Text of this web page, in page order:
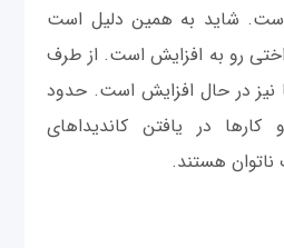
شاید به ‌همین دلیل است
رو به ‌افزایش است. از طرف
نیز در حال افزایش است. حدود
در یافتن کاندیداهای
هستند.